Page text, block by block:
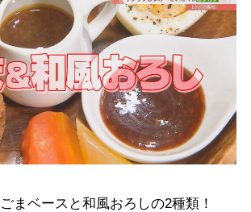
まベースと和風おろしの2種類！